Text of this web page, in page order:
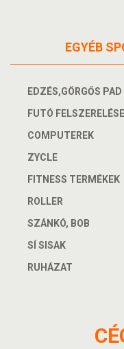
EGYÉB
EDZÉS,GÖRGŐS PAD
FUTÓ
COMPUTEREK
ZYCLE
FITNESS TERMÉKEK
ROLLER
SZÁNKÓ, BOB
SÍ SISAK
RUHÁZAT